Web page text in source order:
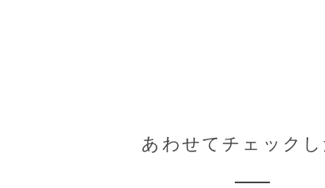
あわせてチェックし